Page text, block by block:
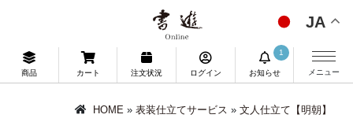
JA
商品 カート 注文状況 ログイン お知らせ
1
メニュー
HOME » 表装仕立てサービス » 文人仕立て【明朝】